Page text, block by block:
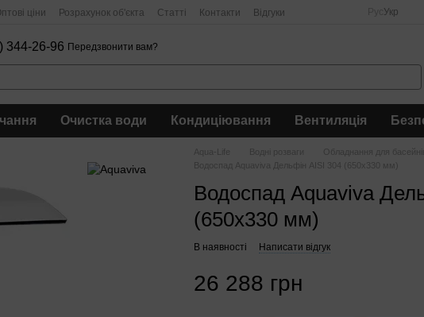
ціни Розрахунок об'єкта Статті Контакти Відгуки Укр
344-26-96 Передзвонити вам?
Очистка води Кондиціювання Вентиляція
Aqua-Life Водні розваги Обладнання для басейнів
Водоспад Aquaviva Дельфін AISI 304 (650х330 мм)
Водоспад Aquaviva
(650х330 мм)
В наявності Написати відгук
26 288 грн